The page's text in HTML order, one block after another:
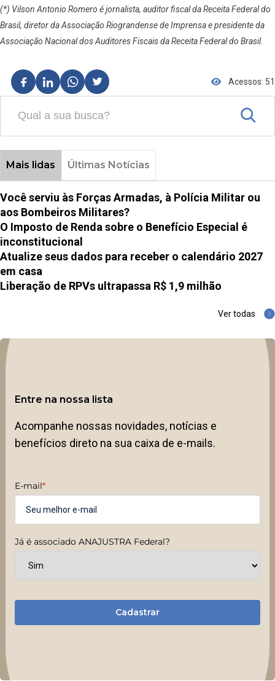
(*) Vilson Antonio Romero é jornalista, auditor fiscal da Receita Federal do
Brasil, diretor da Associação Riograndense de Imprensa e presidente da
Associação Nacional dos Auditores Fiscais da Receita Federal do Brasil.
Acessos: 51
Mais lidas Últimas Notícias
Você serviu às Forças Armadas, à Polícia Militar ou
aos Bombeiros Militares?
O Imposto de Renda sobre o Benefício Especial é
inconstitucional
Atualize seus dados para receber o calendário 2027
em casa
Liberação de RPVs ultrapassa R$ 1,9 milhão
Ver todas
Entre na nossa lista
Acompanhe nossas novidades, notícias e
benefícios direto na sua caixa de e-mails.
E-mail*
Já é associado ANAJUSTRA Federal?
Cadastrar